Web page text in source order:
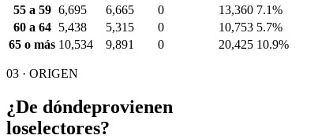
55 a 59 6,695 6,665 0 13,360 7.1%
60 a 64
5,438 5,315 0 10,753 5.7%
65 o más 10,534 9,891 0 20,425 10.9%
03 · ORIGEN
¿De dóndeprovienen
loselectores?